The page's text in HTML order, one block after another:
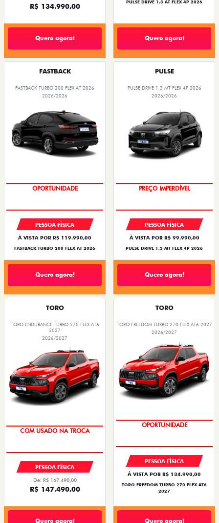
R$ 134.990,00
Quero agora!
PULSE DRIVE 1.3 AT FLEX 4P 2026
Quero agora!
FASTBACK
FASTBACK TURBO 200 FLEX AT 2026
2026/2026
OPORTUNIDADE
PESSOA FÍSICA
À VISTA POR R$ 119.990,00
FASTBACK TURBO 200 FLEX AT 2026
Quero agora!
PULSE
PULSE DRIVE 1.3 MT FLEX 4P 2026
2026/2026
PREÇO IMPERDÍVEL
PESSOA FÍSICA
À VISTA POR R$ 99.990,00
PULSE DRIVE 1.3 MT FLEX 4P 2026
Quero agora!
TORO
TORO ENDURANCE TURBO 270 FLEX AT6
2027
2026/2027
COM USADO NA TROCA
PESSOA FÍSICA
De: R$ 167.490,00
R$ 147.490,00
Quero agora!
TORO
TORO FREEDOM TURBO 270 FLEX AT6 2027
2026/2027
OPORTUNIDADE
PESSOA FÍSICA
À VISTA POR R$ 134.990,00
TORO FREEDOM TURBO 270 FLEX AT6
2027
Quero agora!